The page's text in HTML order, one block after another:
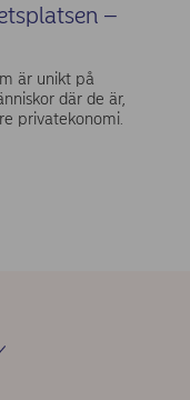
–
är unikt på
där de är,
privatekonomi.